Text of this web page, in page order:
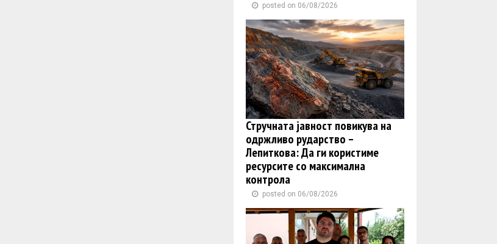
posted on 06/08/2026
Стручната јавност повикува на
одржливо рударство –
Лепиткова: Да ги користиме
ресурсите со максимална
контрола
posted on 06/08/2026